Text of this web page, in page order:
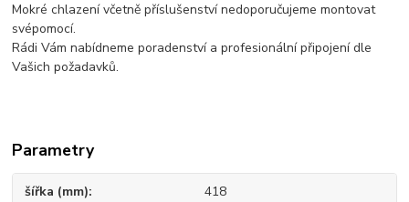
Mokré chlazení včetně příslušenství nedoporučujeme montovat
svépomocí.
Rádi Vám nabídneme poradenství a profesionální připojení dle
Vašich požadavků.
Parametry
šířka (mm) 418